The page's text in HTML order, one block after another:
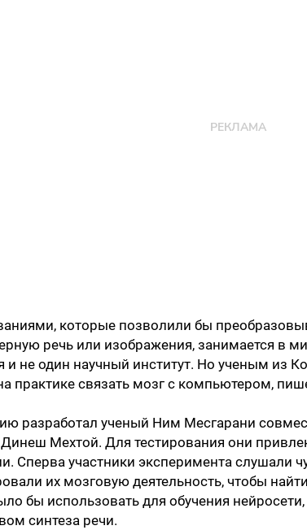
которые позволили бы
речь или изображения, занимается в
и не один научный институт. Но ученым из
практике связать мозг с компьютером,
разработал ученый Ним Месгарани
Мехтой. Для тестирования они
Сперва участники эксперимента слушали
их мозговую деятельность, чтобы
бы использовать для обучения
синтеза речи.